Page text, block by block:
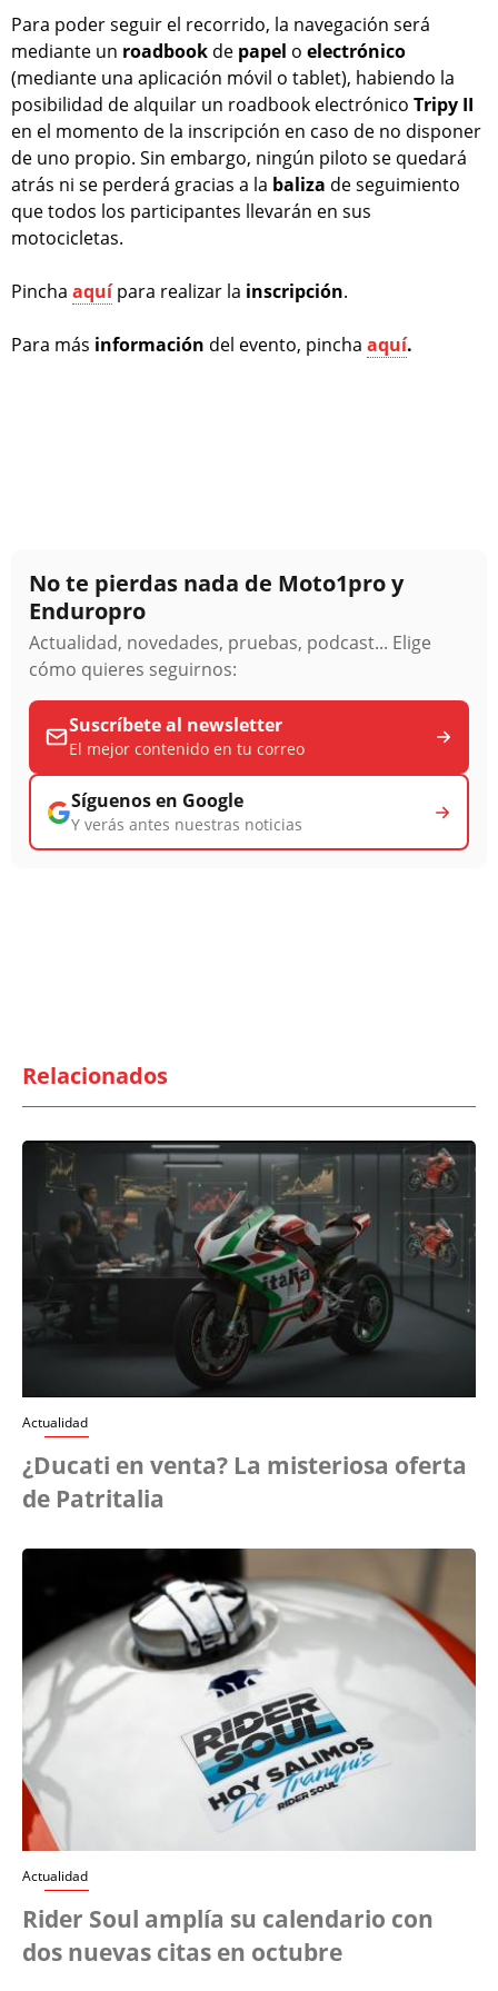
Para poder seguir el recorrido, la navegación será
mediante un roadbook de papel o electrónico
(mediante una aplicación móvil o tablet), habiendo la
posibilidad de alquilar un roadbook electrónico Tripy II
en el momento de la inscripción en caso de no disponer
de uno propio. Sin embargo, ningún piloto se quedará
atrás ni se perderá gracias a la baliza de seguimiento
que todos los participantes llevarán en sus
motocicletas.
Pincha aquípara realizar la inscripción.
Para más información del evento, pincha aquí.
No te pierdas nada de Moto1pro y
Enduropro
Actualidad, novedades, pruebas, podcast... Elige
cómo quieres seguirnos:
Suscríbete al newsletter
El mejor contenido en tu correo
Síguenos en Google
Y verás antes nuestras noticias
Relacionados
Actualidad
¿Ducati en venta? La misteriosa oferta
de Patritalia
Actualidad
Rider Soul amplía su calendario con
dos nuevas citas en octubre